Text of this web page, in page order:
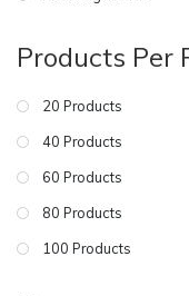
Products Per
20 Products
40 Products
60 Products
80 Products
100 Products